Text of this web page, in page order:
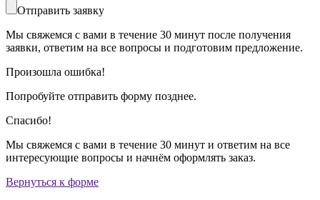
Отправить заявку
Мы свяжемся с вами в течение 30 минут после получения
заявки, ответим на все вопросы и подготовим предложение.
Произошла ошибка!
Попробуйте отправить форму позднее.
Спасибо!
Мы свяжемся с вами в течение 30 минут и ответим на все
интересующие вопросы и начнём оформлять заказ.
Вернуться к форме